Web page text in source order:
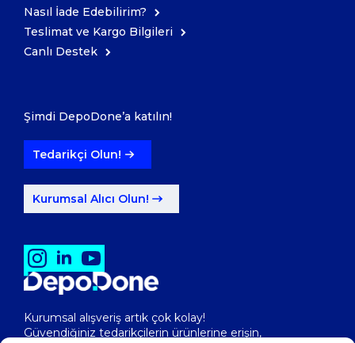
Kurumsal alışveriş artık çok kolay!
Güvendiğiniz tedarikçilerin ürünlerine erişin,
Nasıl İade Edebilirim?
Teslimat ve Kargo Bilgileri
Canlı Destek
Şimdi DepoDone’a katılın!
Tedarikçi Olun!
Kurumsal Alıcı Olun!